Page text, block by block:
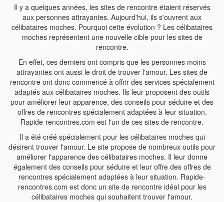
Il y a quelques années, les sites de rencontre étaient réservés
aux personnes attrayantes. Aujourd'hui, ils s'ouvrent aux
célibataires moches. Pourquoi cette évolution ? Les célibataires
moches représentent une nouvelle cible pour les sites de
rencontre.
En effet, ces derniers ont compris que les personnes moins
attrayantes ont aussi le droit de trouver l'amour. Les sites de
rencontre ont donc commencé à offrir des services spécialement
adaptés aux célibataires moches. Ils leur proposent des outils
pour améliorer leur apparence, des conseils pour séduire et des
offres de rencontres spécialement adaptées à leur situation.
Rapide-rencontres.com est l'un de ces sites de rencontre.
Il a été créé spécialement pour les célibataires moches qui
désirent trouver l'amour. Le site propose de nombreux outils pour
améliorer l'apparence des célibataires moches. Il leur donne
également des conseils pour séduire et leur offre des offres de
rencontres spécialement adaptées à leur situation. Rapide-
rencontres.com est donc un site de rencontre idéal pour les
célibataires moches qui souhaitent trouver l'amour.